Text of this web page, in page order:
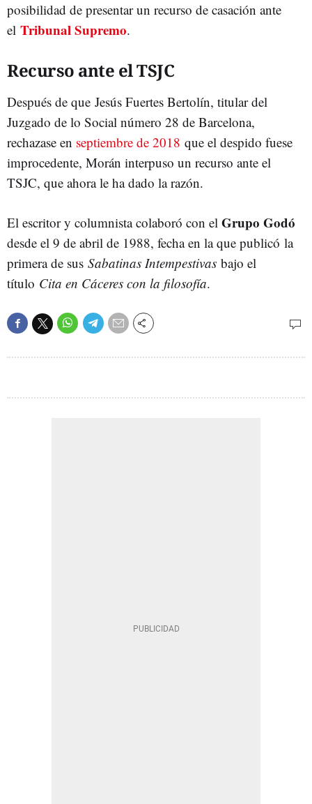
posibilidad de presentar un recurso de casación ante
el Tribunal Supremo.
Recurso ante el TSJC
Después de que Jesús Fuertes Bertolín, titular del
Juzgado de lo Social número 28 de Barcelona,
rechazase en septiembre de 2018 que el despido fuese
improcedente, Morán interpuso un recurso ante el
TSJC, que ahora le ha dado la razón.
El escritor y columnista colaboró con el Grupo Godó
desde el 9 de abril de 1988, fecha en la que publicó la
primera de sus Sabatinas Intempestivas bajo el
título Cita en Cáceres con la filosofía.